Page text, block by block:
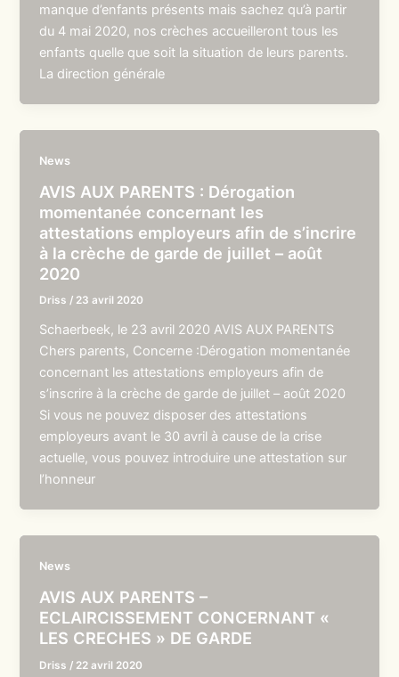
manque d’enfants présents mais sachez qu’à partir
du 4 mai 2020, nos crèches accueilleront tous les
enfants quelle que soit la situation de leurs parents.
La direction générale
News
AVIS AUX PARENTS : Dérogation
momentanée concernant les
attestations employeurs afin de s’incrire
à la crèche de garde de juillet – août
2020
Driss / 23 avril 2020
Schaerbeek, le 23 avril 2020 AVIS AUX PARENTS
Chers parents, Concerne :Dérogation momentanée
concernant les attestations employeurs afin de
s’inscrire à la crèche de garde de juillet – août 2020
Si vous ne pouvez disposer des attestations
employeurs avant le 30 avril à cause de la crise
actuelle, vous pouvez introduire une attestation sur
l’honneur
News
AVIS AUX PARENTS –
ECLAIRCISSEMENT CONCERNANT «
LES CRECHES » DE GARDE
Driss / 22 avril 2020